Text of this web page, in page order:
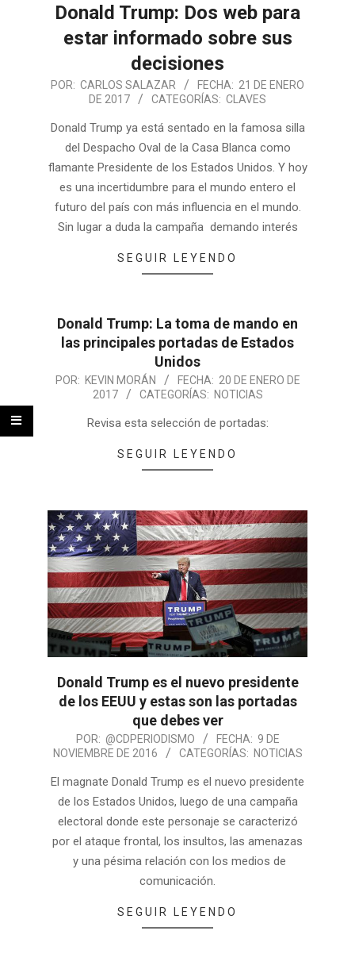
Donald Trump: Dos web para
estar informado sobre sus
decisiones
POR: CARLOS SALAZAR FECHA: 21 DE ENERO
DE 2017
CATEGORÍAS: CLAVES
Donald Trump ya está sentado en la famosa silla
del Despacho Oval de la Casa Blanca como
flamante Presidente de los Estados Unidos. Y hoy
es una incertidumbre para el mundo entero el
futuro del país con más influencia en el mundo.
Sin lugar a duda la campaña demando interés
SEGUIR LEYENDO
Donald Trump: La toma de mando en
las principales portadas de Estados
Unidos
POR: KEVIN MORÁN FECHA: 20 DE ENERO DE
2017
CATEGORÍAS: NOTICIAS
Revisa esta selección de portadas:
SEGUIR LEYENDO
Donald Trump es el nuevo presidente
de los EEUU y estas son las portadas
que debes ver
POR: @CDPERIODISMO FECHA: 9 DE
NOVIEMBRE DE 2016
CATEGORÍAS: NOTICIAS
El magnate Donald Trump es el nuevo presidente
de los Estados Unidos, luego de una campaña
electoral donde este personaje se caracterizó
por el ataque frontal, los insultos, las amenazas
y una pésima relación con los medios de
comunicación.
SEGUIR LEYENDO